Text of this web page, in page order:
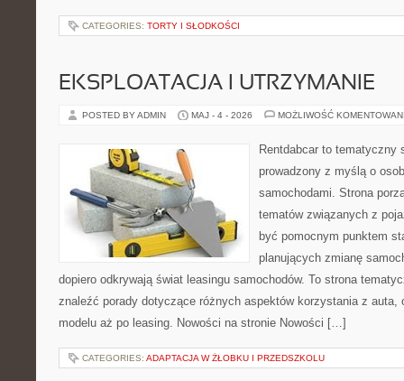
CATEGORIES: TORTY I SŁODKOŚCI
EKSPLOATACJA I UTRZYMANIE
POSTED BY ADMIN MAJ - 4 - 2026 MOŻLIWOŚĆ
Rentdabcar to tematyczny
prowadzony z myślą o
samochodami. Strona
tematów związanych z
być pomocnym punktem
planujących zmianę
dopiero odkrywają świat leasingu samochodów. To strona
znaleźć porady dotyczące różnych aspektów korzystania z auta,
modelu aż po leasing. Nowości na stronie Nowości […]
CATEGORIES: ADAPTACJA W ŻŁOBKU I PRZEDSZKOLU